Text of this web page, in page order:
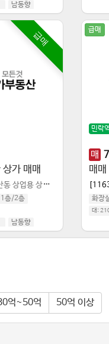
남동향
급매
가 매매
동 상업용 상가점포
층/2층
남동향
급매
민락
매 7
매매
화장
대:
억~50억 50억 이상